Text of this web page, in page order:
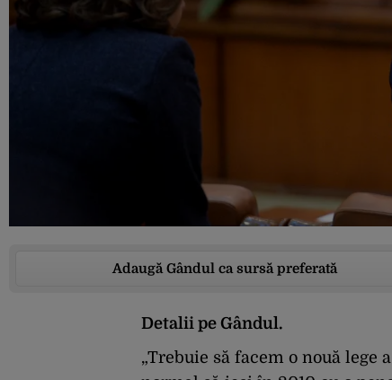
Adaugă Gândul ca sursă preferată
Detalii pe Gândul.
„Trebuie să facem o nouă